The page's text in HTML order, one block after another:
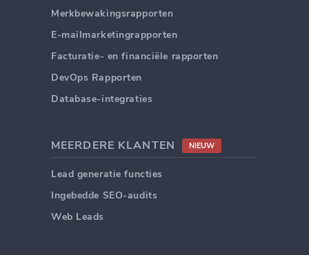
Merkbewakingsrapporten
E-mailmarketingrapporten
Facturatie- en financiële rapporten
DevOps Rapporten
Database-integraties
MEERDERE KLANTEN NIEUW
Lead generatie functies
Ingebedde SEO-audits
Web Leads